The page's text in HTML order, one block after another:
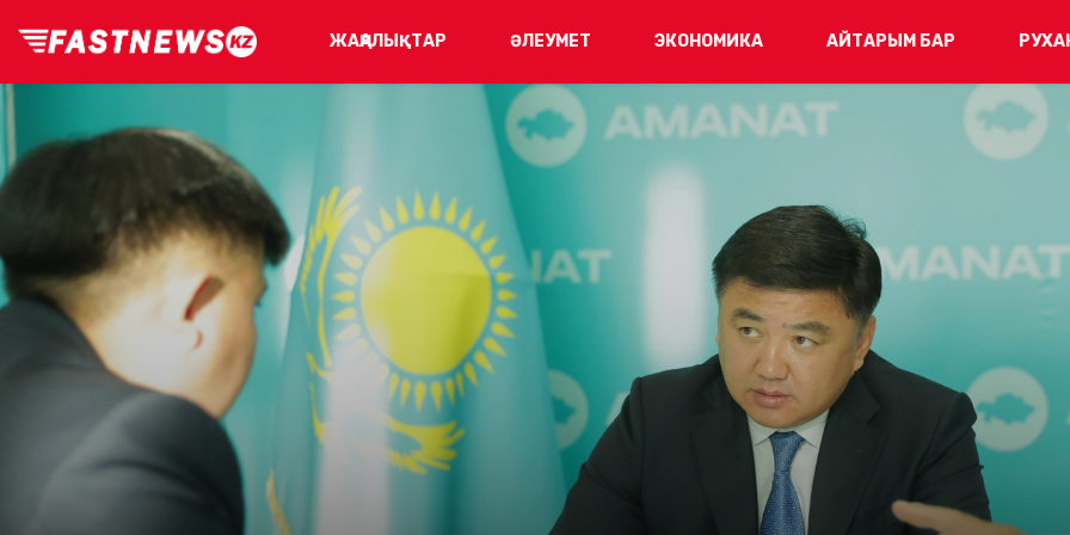
ЖАҢАЛЫҚТАР ӘЛЕУМЕТ ЭКОНОМИКА АЙТАРЫМ БАР